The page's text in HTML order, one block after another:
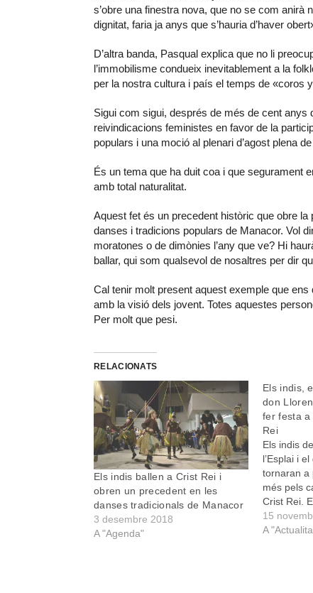
s’obre una finestra nova, que no se com anirà
dignitat, faria ja anys que s’hauria d’haver
D’altra banda, Pasqual explica que no li
l’immobilisme condueix inevitablement a la
per la nostra cultura i país el temps de «coros
Sigui com sigui, després de més de cent anys
reivindicacions feministes en favor de la
populars i una moció al plenari d’agost plena
És un tema que ha duit coa i que segurament
amb total naturalitat.
Aquest fet és un precedent històric que obre
danses i tradicions populars de Manacor. Vol
moratones o de dimònies l’any que ve? Hi
ballar, qui som qualsevol de nosaltres per dir
Cal tenir molt present aquest exemple que ens
amb la visió dels jovent. Totes aquestes
Per molt que pesi.
RELACIONATS
Els indis ballen a Crist Rei i
obren un precedent en les
danses tradicionals de Manacor
3 desembre 2018
A "Agenda"
Els indis,
don
fer festa a
Rei
Els indis
l’Esplai i
tornaran a
més pels
Crist Rei.
15
A